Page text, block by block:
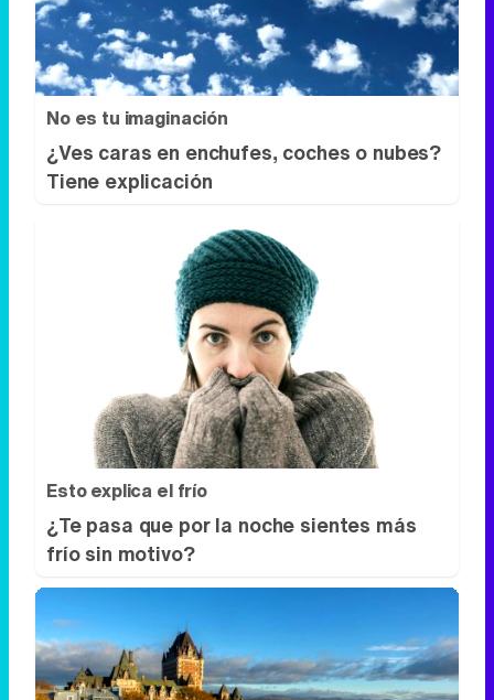
No es tu imaginación
¿Ves caras en enchufes, coches o nubes?
Tiene explicación
Esto explica el frío
¿Te pasa que por la noche sientes más
frío sin motivo?